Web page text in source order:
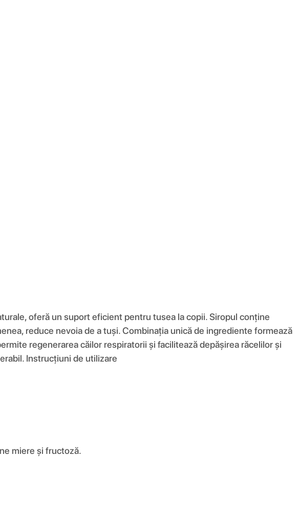
oferă un suport eficient pentru tusea la copii. Siropul conține
reduce nevoia de a tuși. Combinația unică de ingrediente formează
regenerarea căilor respiratorii și facilitează depășirea răcelilor și
Instrucțiuni de utilizare
miere și fructoză.